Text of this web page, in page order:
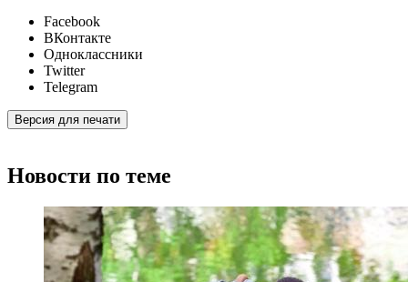
Facebook
ВКонтакте
Одноклассники
Twitter
Telegram
Версия для печати
Новости по теме